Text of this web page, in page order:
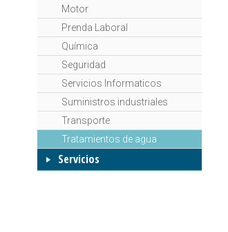
Motor
Prenda Laboral
Química
Seguridad
Servicios Informaticos
Suministros industriales
Transporte
Tratamientos de agua
Servicios